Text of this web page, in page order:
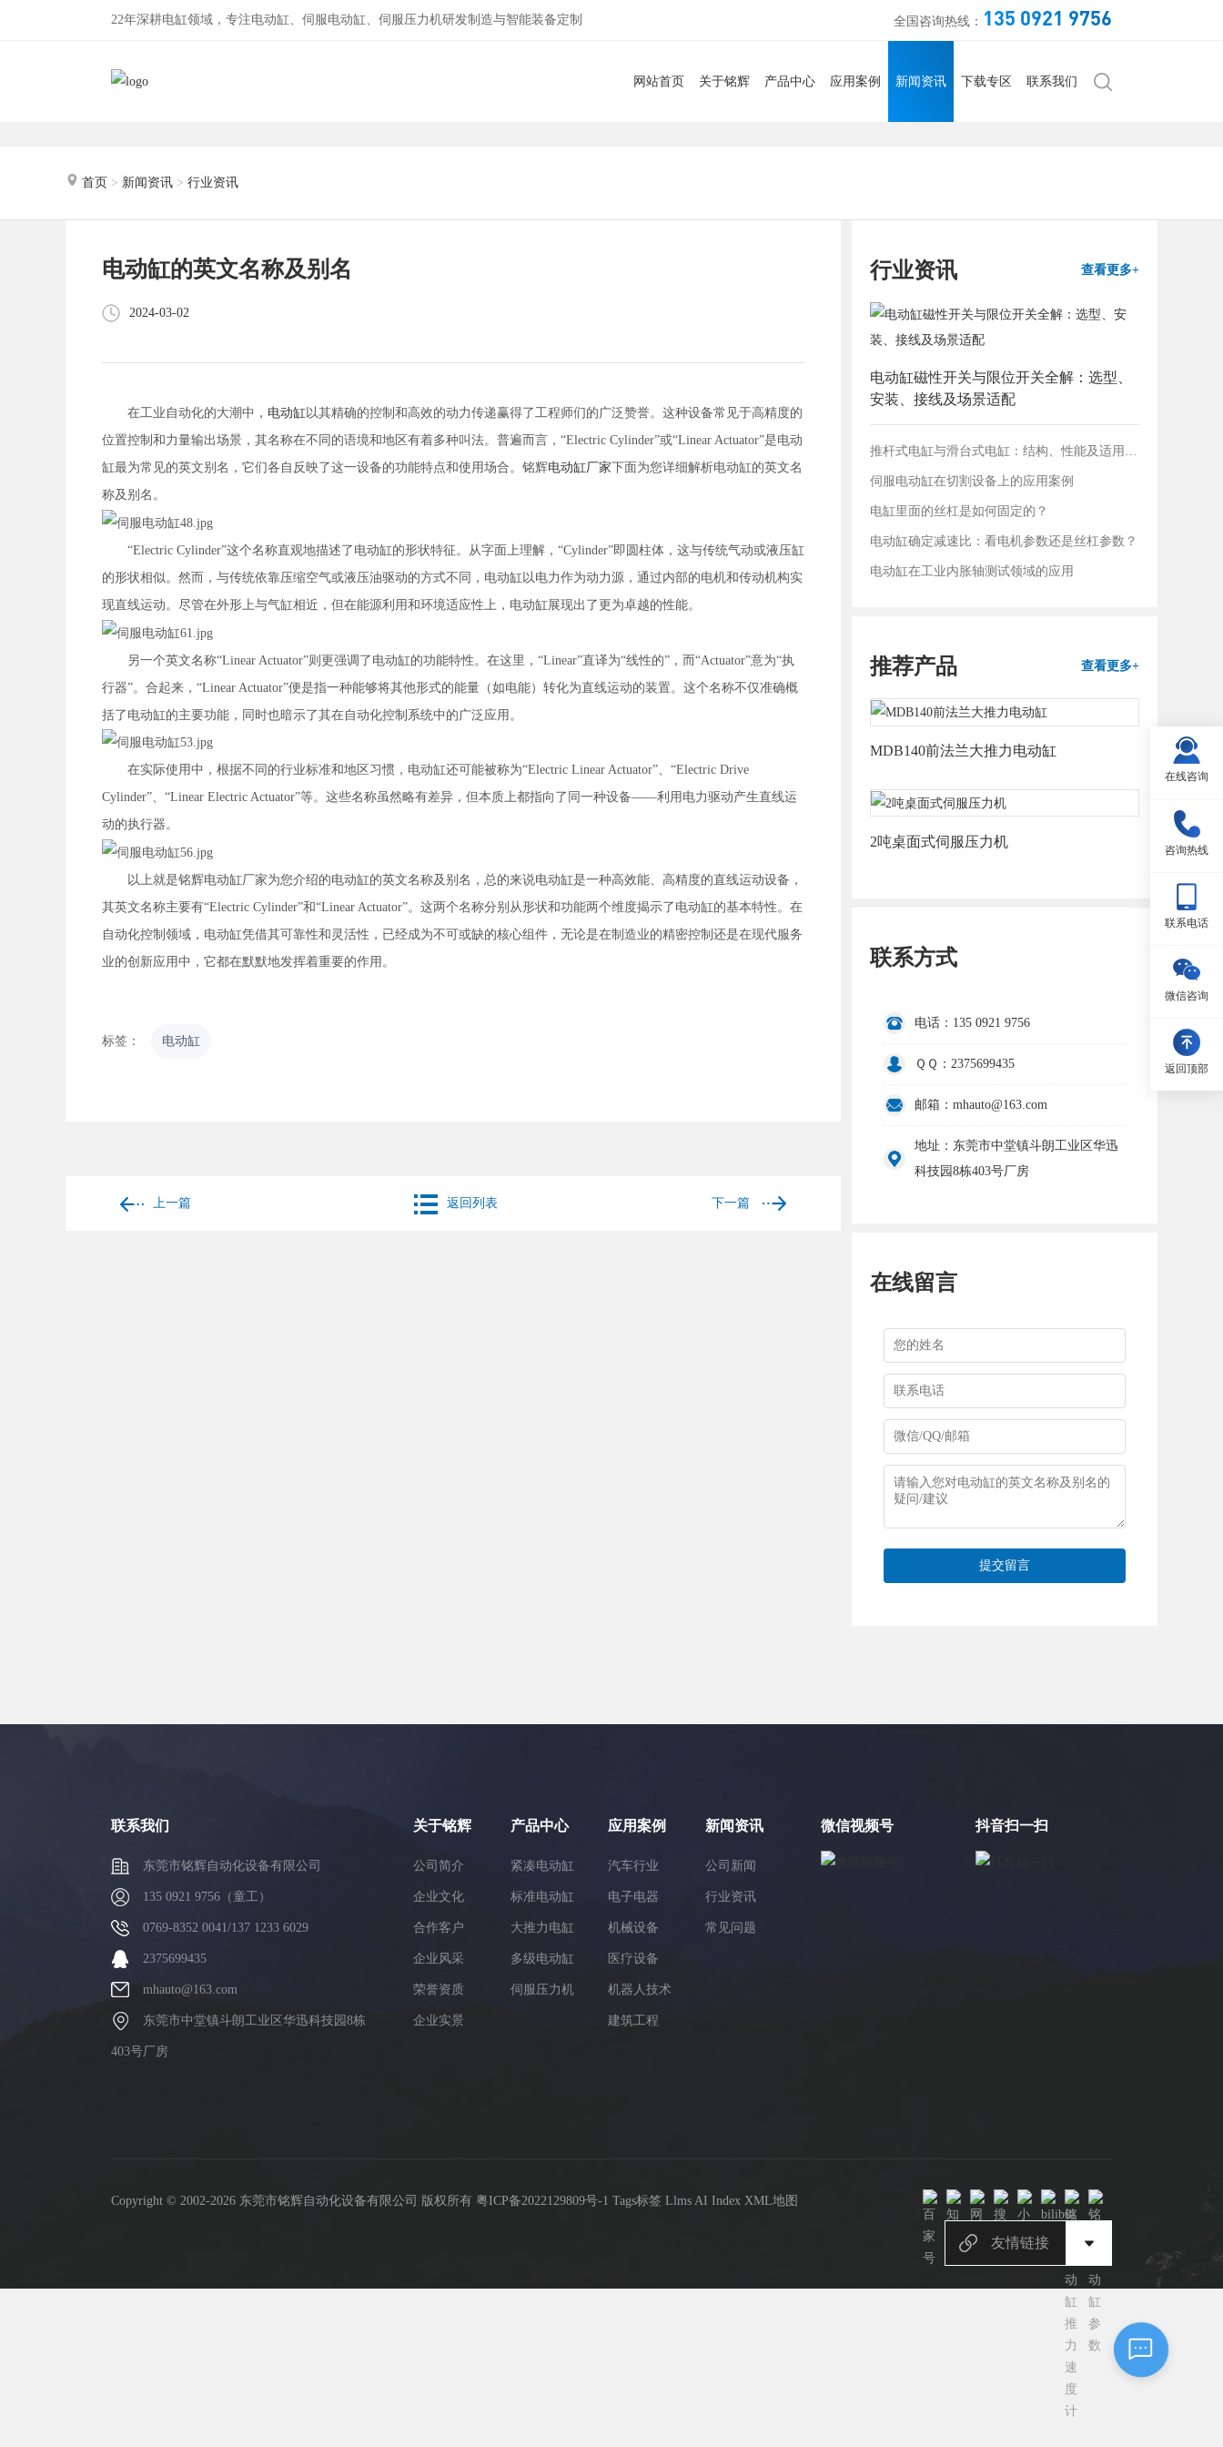
22年深耕电缸领域，专注电动缸、伺服电动缸、伺服压力机研发制造与智能装备定制 全国咨询热线： 135 0921 9756
网站首页 关于铭辉 产品中心 应用案例 新闻资讯 下载专区 联系我们
首页 > 新闻资讯 > 行业资讯
电动缸的英文名称及别名
2024-03-02
在工业自动化的大潮中， 电动缸以其精确的控制和高效的动力传递赢得了工程师们的广泛赞誉。这种设备常见于高精度的
位置控制和力量输出场景，其名称在不同的语境和地区有着多种叫法。普遍而言，“Electric Cylinder”或“Linear Actuator”是电动
缸最为常见的英文别名，它们各自反映了这一设备的功能特点和使用场合。铭辉电动缸厂家下面为您详细解析电动缸的英文名
称及别名。
“Electric Cylinder”这个名称直观地描述了电动缸的形状特征。从字面上理解，“Cylinder”即圆柱体，这与传统气动或液压缸
的形状相似。然而，与传统依靠压缩空气或液压油驱动的方式不同，电动缸以电力作为动力源，通过内部的电机和传动机构实
现直线运动。尽管在外形上与气缸相近，但在能源利用和环境适应性上，电动缸展现出了更为卓越的性能。
另一个英文名称“Linear Actuator”则更强调了电动缸的功能特性。在这里，“Linear”直译为“线性的”，而“Actuator”意为“执
行器”。合起来，“Linear Actuator”便是指一种能够将其他形式的能量（如电能）转化为直线运动的装置。这个名称不仅准确概
括了电动缸的主要功能，同时也暗示了其在自动化控制系统中的广泛应用。
在实际使用中，根据不同的行业标准和地区习惯，电动缸还可能被称为“Electric Linear Actuator”、“Electric Drive
Cylinder”、“Linear Electric Actuator”等。这些名称虽然略有差异，但本质上都指向了同一种设备——利用电力驱动产生直线运
动的执行器。
以上就是铭辉电动缸厂家为您介绍的电动缸的英文名称及别名，总的来说电动缸是一种高效能、高精度的直线运动设备，
其英文名称主要有“Electric Cylinder”和“Linear Actuator”。这两个名称分别从形状和功能两个维度揭示了电动缸的基本特性。在
自动化控制领域，电动缸凭借其可靠性和灵活性，已经成为不可或缺的核心组件，无论是在制造业的精密控制还是在现代服务
业的创新应用中，它都在默默地发挥着重要的作用。
标签： 电动缸
上一篇 返回列表 下一篇
行业资讯 查看更多+
电动缸磁性开关与限位开关全解：选型、
安装、接线及场景适配
推杆式电缸与滑台式电缸：结构、性能及适用领域对比
伺服电动缸在切割设备上的应用案例
电缸里面的丝杠是如何固定的？
电动缸确定减速比：看电机参数还是丝杠参数？
电动缸在工业内胀轴测试领域的应用
推荐产品 查看更多+
MDB140前法兰大推力电动缸
2吨桌面式伺服压力机
联系方式
电话：135 0921 9756
ＱＱ：2375699435
邮箱：mhauto@163.com
地址：东莞市中堂镇斗朗工业区华迅
科技园8栋403号厂房
在线留言
提交留言
联系我们
东莞市铭辉自动化设备有限公司
135 0921 9756（童工）
0769-8352 0041/137 1233 6029
2375699435
mhauto@163.com
东莞市中堂镇斗朗工业区华迅科技园8栋
403号厂房
关于铭辉
公司简介
企业文化
合作客户
企业风采
荣誉资质
企业实景
产品中心
紧凑电动缸
标准电动缸
大推力电缸
多级电动缸
伺服压力机
应用案例
汽车行业
电子电器
机械设备
医疗设备
机器人技术
建筑工程
新闻资讯
公司新闻
行业资讯
常见问题
微信视频号 抖音扫一扫
Copyright © 2002-2026 东莞市铭辉自动化设备有限公司 版权所有 粤ICP备2022129809号-1 Tags标签 Llms AI Index XML地图
友情链接
在线咨询
咨询热线
联系电话
微信咨询
返回顶部